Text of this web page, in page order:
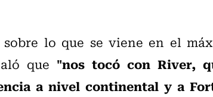
sobre lo que se viene en el
que "nos tocó con River,
a nivel continental y a